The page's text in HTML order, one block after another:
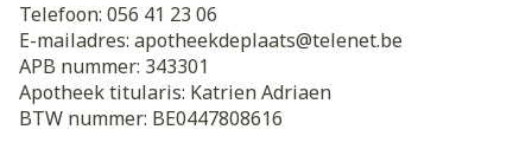
Telefoon: 056 41 23 06
E-mailadres: apotheekdeplaats@telenet.be
APB nummer: 343301
Apotheek titularis: Katrien Adriaen
BTW nummer: BE0447808616